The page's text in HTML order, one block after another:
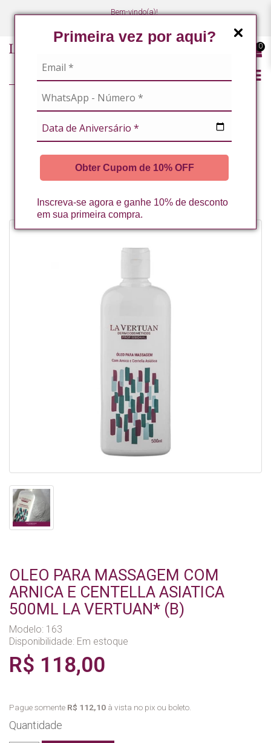
Primeira vez por aqui?
Obter Cupom de 10% OFF
Inscreva-se agora e ganhe 10% de desconto
em sua primeira compra.
Bem-vindo(a)!
0
ESTÉTICA CORPORAL
OLEO PARA MASSAGEM COM ARNICA E CENTELLA ASIATICA 500ML LA
VERTUAN* (B)
OLEO PARA MASSAGEM COM
ARNICA E CENTELLA ASIATICA
500ML LA VERTUAN* (B)
Modelo: 163
Disponibilidade: Em estoque
R$ 118,00
Pague somente R$ 112,10 à vista no pix ou boleto.
Quantidade